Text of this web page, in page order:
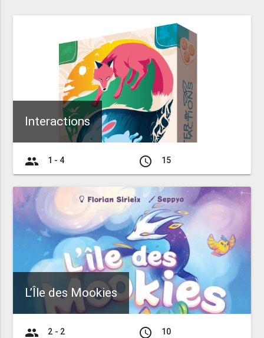
Interactions
group 1 - 4 access_time 15
L’Île des Mookies
group 2 - 2 access_time 10